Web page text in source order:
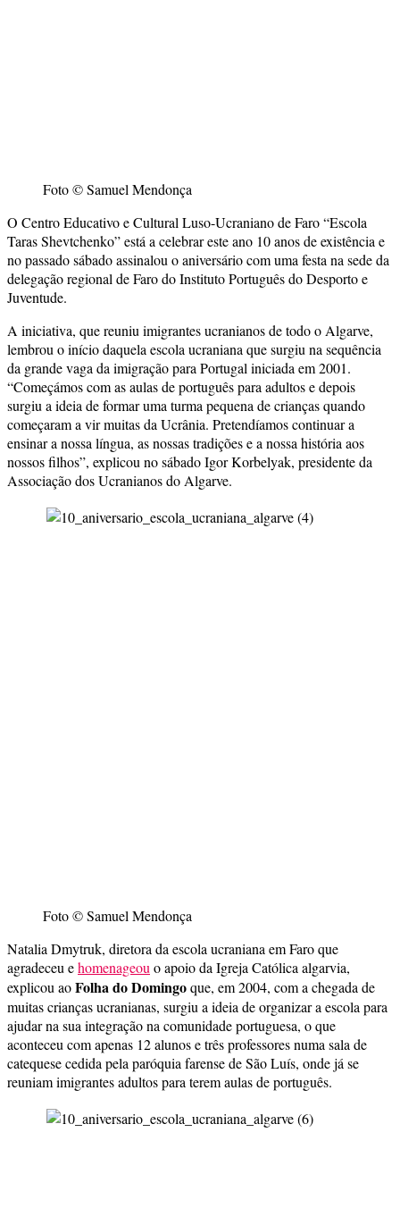
Foto © Samuel Mendonça
O Centro Educativo e Cultural Luso-Ucraniano de Faro “Escola
Taras Shevtchenko” está a celebrar este ano 10 anos de existência e
no passado sábado assinalou o aniversário com uma festa na sede da
delegação regional de Faro do Instituto Português do Desporto e
Juventude.
A iniciativa, que reuniu imigrantes ucranianos de todo o Algarve,
lembrou o início daquela escola ucraniana que surgiu na sequência
da grande vaga da imigração para Portugal iniciada em 2001.
“Começámos com as aulas de português para adultos e depois
surgiu a ideia de formar uma turma pequena de crianças quando
começaram a vir muitas da Ucrânia. Pretendíamos continuar a
ensinar a nossa língua, as nossas tradições e a nossa história aos
nossos filhos”, explicou no sábado Igor Korbelyak, presidente da
Associação dos Ucranianos do Algarve.
Foto © Samuel Mendonça
Natalia Dmytruk, diretora da escola ucraniana em Faro que
agradeceu ehomenageou o apoio da Igreja Católica algarvia,
explicou aoFolha do Domingoque, em 2004, com a chegada de
muitas crianças ucranianas, surgiu a ideia de organizar a escola para
ajudar na sua integração na comunidade portuguesa, o que
aconteceu com apenas 12 alunos e três professores numa sala de
catequese cedida pela paróquia farense de São Luís, onde já se
reuniam imigrantes adultos para terem aulas de português.